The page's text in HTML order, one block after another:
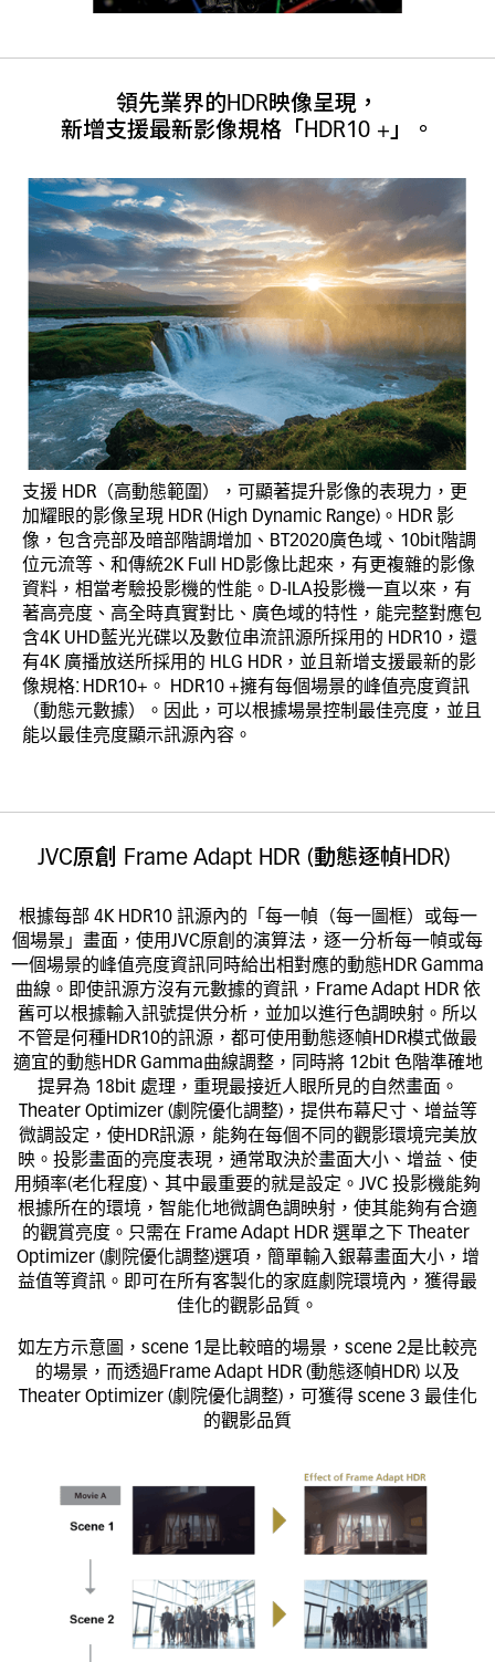
領先業界的HDR映像呈現，
新增支援最新影像規格「HDR10 +」。
支援 HDR（高動態範圍），可顯著提升影像的表現力，更
加耀眼的影像呈現 HDR (High Dynamic Range)。HDR 影
像，包含亮部及暗部階調增加、BT2020廣色域、10bit階調
位元流等、和傳統2K Full HD影像比起來，有更複雜的影像
資料，相當考驗投影機的性能。D-ILA投影機一直以來，有
著高亮度、高全時真實對比、廣色域的特性，能完整對應包
含4K UHD藍光光碟以及數位串流訊源所採用的 HDR10，還
有4K 廣播放送所採用的 HLG HDR，並且新增支援最新的影
像規格: HDR10+。 HDR10 +擁有每個場景的峰值亮度資訊
（動態元數據）。因此，可以根據場景控制最佳亮度，並且
能以最佳亮度顯示訊源內容。
JVC原創 Frame Adapt HDR (動態逐幀HDR)
根據每部 4K HDR10 訊源內的「每一幀（每一圖框）或每一
個場景」畫面，使用JVC原創的演算法，逐一分析每一幀或每
一個場景的峰值亮度資訊同時給出相對應的動態HDR Gamma
曲線。即使訊源方沒有元數據的資訊，Frame Adapt HDR 依
舊可以根據輸入訊號提供分析，並加以進行色調映射。所以
不管是何種HDR10的訊源，都可使用動態逐幀HDR模式做最
適宜的動態HDR Gamma曲線調整，同時將 12bit 色階準確地
提昇為 18bit 處理，重現最接近人眼所見的自然畫面。
Theater Optimizer (劇院優化調整)，提供布幕尺寸、增益等
微調設定，使HDR訊源，能夠在每個不同的觀影環境完美放
映。投影畫面的亮度表現，通常取決於畫面大小、增益、使
用頻率(老化程度)、其中最重要的就是設定。JVC 投影機能夠
根據所在的環境，智能化地微調色調映射，使其能夠有合適
的觀賞亮度。只需在 Frame Adapt HDR 選單之下 Theater
Optimizer (劇院優化調整)選項，簡單輸入銀幕畫面大小，增
益值等資訊。即可在所有客製化的家庭劇院環境內，獲得最
佳化的觀影品質。
如左方示意圖，scene 1是比較暗的場景，scene 2是比較亮
的場景，而透過Frame Adapt HDR (動態逐幀HDR) 以及
Theater Optimizer (劇院優化調整)，可獲得 scene 3 最佳化
的觀影品質